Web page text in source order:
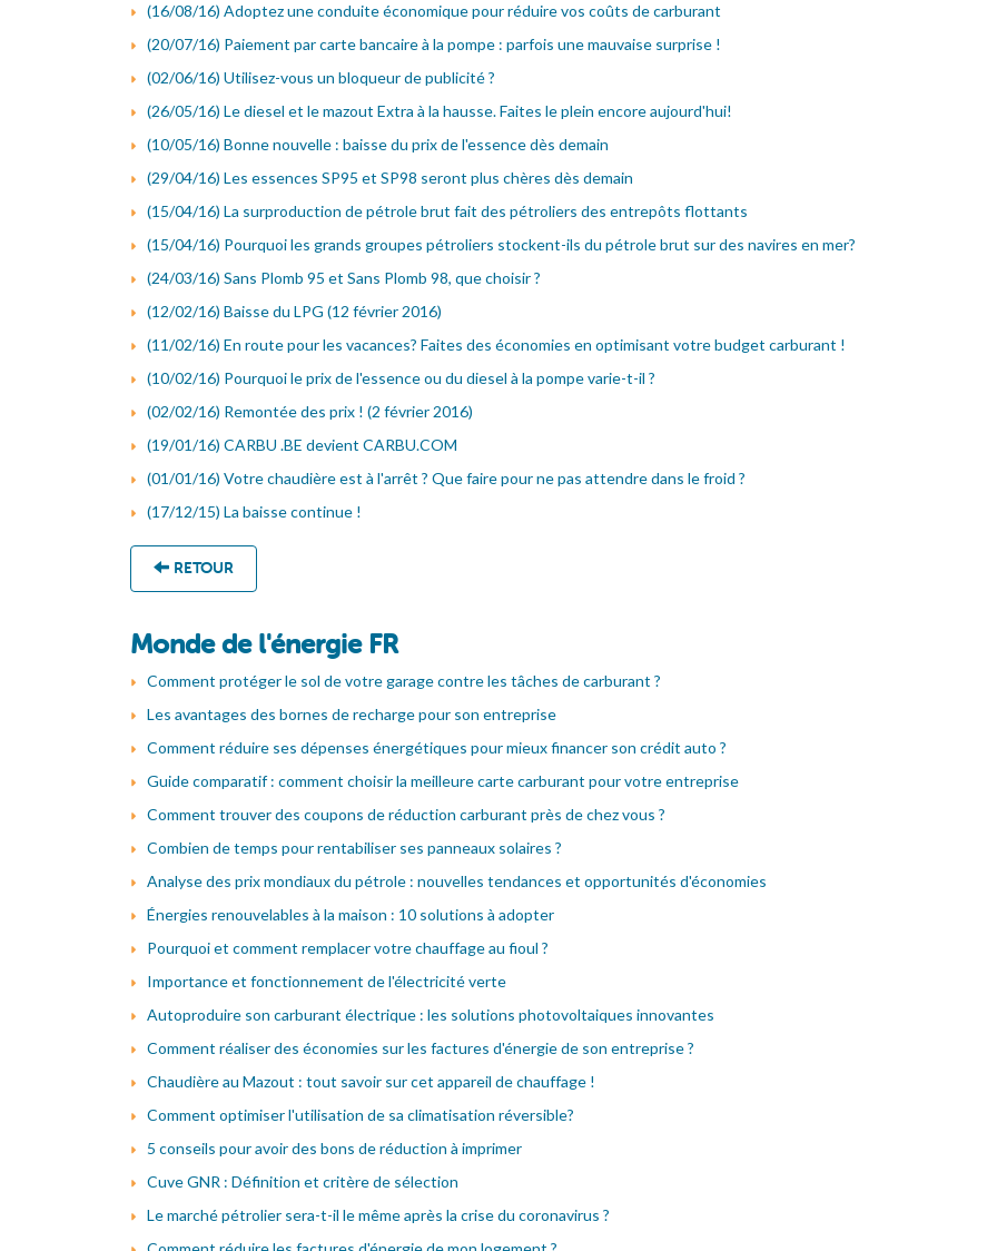
(16/08/16) Adoptez une conduite économique pour réduire vos coûts de carburant
(20/07/16) Paiement par carte bancaire à la pompe : parfois une mauvaise surprise !
(02/06/16) Utilisez-vous un bloqueur de publicité ?
(26/05/16) Le diesel et le mazout Extra à la hausse. Faites le plein encore aujourd'hui!
(10/05/16) Bonne nouvelle : baisse du prix de l'essence dès demain
(29/04/16) Les essences SP95 et SP98 seront plus chères dès demain
(15/04/16) La surproduction de pétrole brut fait des pétroliers des entrepôts flottants
(15/04/16) Pourquoi les grands groupes pétroliers stockent-ils du pétrole brut sur des navires en mer?
(24/03/16) Sans Plomb 95 et Sans Plomb 98, que choisir ?
(12/02/16) Baisse du LPG (12 février 2016)
(11/02/16) En route pour les vacances? Faites des économies en optimisant votre budget carburant !
(10/02/16) Pourquoi le prix de l'essence ou du diesel à la pompe varie-t-il ?
(02/02/16) Remontée des prix ! (2 février 2016)
(19/01/16) CARBU .BE devient CARBU.COM
(01/01/16) Votre chaudière est à l'arrêt ? Que faire pour ne pas attendre dans le froid ?
(17/12/15) La baisse continue !
RETOUR
Monde de l'énergie FR
Comment protéger le sol de votre garage contre les tâches de carburant ?
Les avantages des bornes de recharge pour son entreprise
Comment réduire ses dépenses énergétiques pour mieux financer son crédit auto ?
Guide comparatif : comment choisir la meilleure carte carburant pour votre entreprise
Comment trouver des coupons de réduction carburant près de chez vous ?
Combien de temps pour rentabiliser ses panneaux solaires ?
Analyse des prix mondiaux du pétrole : nouvelles tendances et opportunités d'économies
Énergies renouvelables à la maison : 10 solutions à adopter
Pourquoi et comment remplacer votre chauffage au fioul ?
Importance et fonctionnement de l'électricité verte
Autoproduire son carburant électrique : les solutions photovoltaiques innovantes
Comment réaliser des économies sur les factures d'énergie de son entreprise ?
Chaudière au Mazout : tout savoir sur cet appareil de chauffage !
Comment optimiser l'utilisation de sa climatisation réversible?
5 conseils pour avoir des bons de réduction à imprimer
Cuve GNR : Définition et critère de sélection
Le marché pétrolier sera-t-il le même après la crise du coronavirus ?